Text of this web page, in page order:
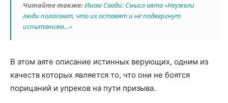
Читайте также:Имам Саади: Смысл аята «Неужели
люди полагают, что их оставят и не подвергнут
испытаниям…»
В этом аяте описание истинных верующих, одним из
качеств которых является то, что они не боятся
порицаний и упреков на пути призыва.